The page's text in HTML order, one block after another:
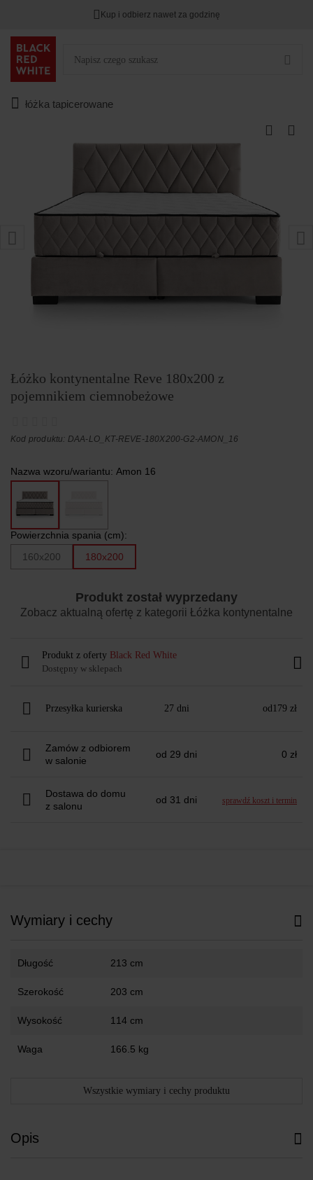
Kup i odbierz nawet za godzinę
łóżka tapicerowane
Łóżko kontynentalne Reve 180x200 z
pojemnikiem ciemnobeżowe
Kod produktu: DAA-LO_KT-REVE-180X200-G2-AMON_16
Nazwa wzoru/wariantu: Amon 16
Powierzchnia spania (cm):
160x200
180x200
Produkt został wyprzedany
Zobacz aktualną ofertę z kategorii Łóżka kontynentalne
Produkt z oferty Black Red White
Dostępny w sklepach
Przesyłka kurierska 27 dni od 179 zł
Zamów z odbiorem
w salonie
od 29 dni 0 zł
Dostawa do domu
z salonu
od 31 dni sprawdź koszt i termin
Wymiary i cechy
Długość 213 cm
Szerokość 203 cm
Wysokość 114 cm
Waga 166.5 kg
Wszystkie wymiary i cechy produktu
Opis